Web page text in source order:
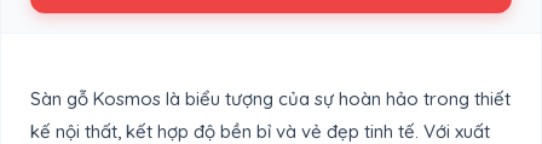
Sàn gỗ Kosmos là biểu tượng của sự hoàn hảo trong thiết
kế nội thất, kết hợp độ bền bỉ và vẻ đẹp tinh tế. Với xuất